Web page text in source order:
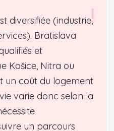
diversifiée (industrie,
Bratislava
et
Košice, Nitra ou
un coût du logement
varie donc selon la
un parcours